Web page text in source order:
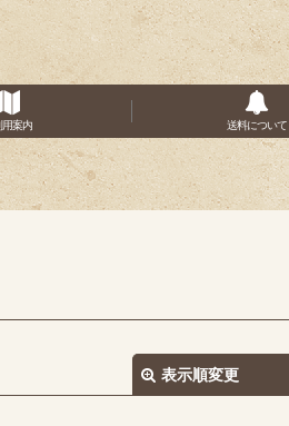
用案内 送料について
表示順変更